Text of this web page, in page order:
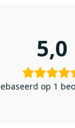
5,0
op 1